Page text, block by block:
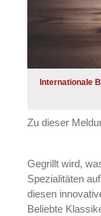
Internationale
Zu dieser
Gegrillt wird,
Spezialitäten
diesen
Beliebte